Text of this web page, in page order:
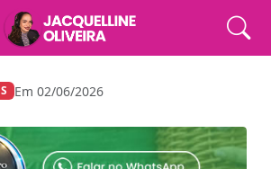
Em 02/06/2026